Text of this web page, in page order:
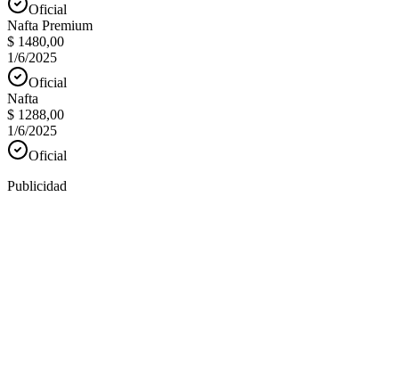
Oficial
Nafta Premium
$ 1480,00
1/6/2025
Oficial
Nafta
$ 1288,00
1/6/2025
Oficial
Publicidad